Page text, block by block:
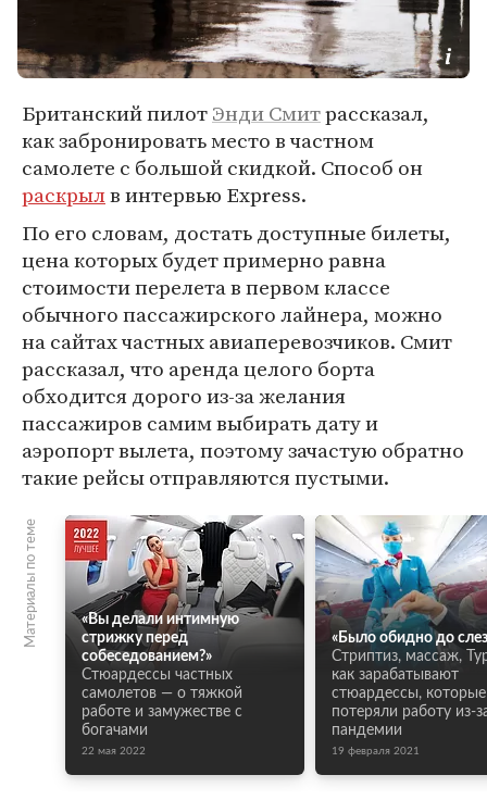
Британский пилотЭнди Смитрассказал,
как забронировать место в частном
самолете с большой скидкой. Способ он
раскрылв интервью Express.
По его словам, достать доступные билеты,
цена которых будет примерно равна
стоимости перелета в первом классе
обычного пассажирского лайнера, можно
на сайтах частных авиаперевозчиков. Смит
рассказал, что аренда целого борта
обходится дорого из-за желания
пассажиров самим выбирать дату и
аэропорт вылета, поэтому зачастую обратно
такие рейсы отправляются пустыми.
Материалы по теме
«Вы делали интимную
стрижку перед
собеседованием?»
Стюардессы частных
самолетов — о тяжкой
работе и замужестве с
богачами
22 мая 2022
«Было обидно до
Стриптиз, массаж,
как зарабатывают
стюардессы, которые
потеряли работу из-
пандемии
19 февраля 2021